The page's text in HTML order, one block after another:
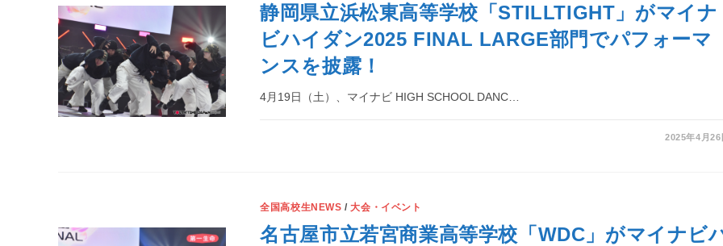
静岡県立浜松東高等学校「STILLTIGHT」がマイナ
ビハイダン2025 FINAL LARGE部門でパフォーマ
ンスを披露！
4月19日（土）、マイナビ HIGH SCHOOL DANC…
2025年4月26
全国高校生NEWS /大会・イベント
名古屋市立若宮商業高等学校「WDC」がマイナビ